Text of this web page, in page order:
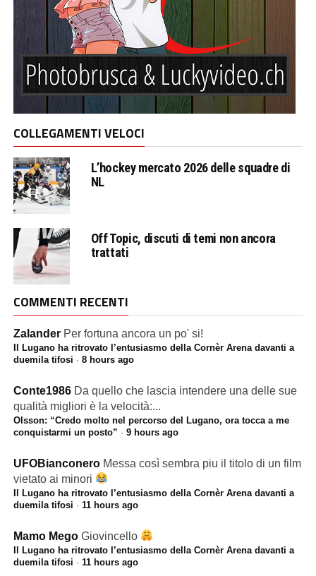
COLLEGAMENTI VELOCI
L’hockey mercato 2026 delle squadre di
NL
Off Topic, discuti di temi non ancora
trattati
COMMENTI RECENTI
Zalander Per fortuna ancora un po' si!
Il Lugano ha ritrovato l’entusiasmo della Cornèr Arena davanti a
duemila tifosi · 8 hours ago
Conte1986 Da quello che lascia intendere una delle sue
qualità migliori è la velocità:...
Olsson: “Credo molto nel percorso del Lugano, ora tocca a me
conquistarmi un posto” · 9 hours ago
UFOBianconero Messa così sembra piu il titolo di un film
vietato ai minori
Il Lugano ha ritrovato l’entusiasmo della Cornèr Arena davanti a
duemila tifosi · 11 hours ago
Mamo Mego Giovincello
Il Lugano ha ritrovato l’entusiasmo della Cornèr Arena davanti a
duemila tifosi · 11 hours ago